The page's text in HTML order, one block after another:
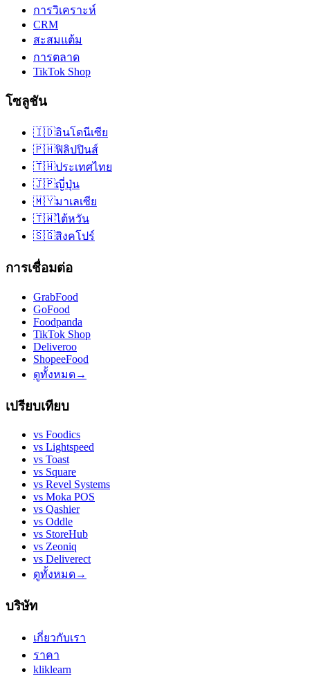
การวิเคราะห์
CRM
สะสมแต้ม
การตลาด
TikTok Shop
โซลูชัน
🇮🇩อินโดนีเซีย
🇵🇭ฟิลิปปินส์
🇹🇭ประเทศไทย
🇯🇵ญี่ปุ่น
🇲🇾มาเลเซีย
🇹🇼ไต้หวัน
🇸🇬สิงคโปร์
การเชื่อมต่อ
GrabFood
GoFood
Foodpanda
TikTok Shop
Deliveroo
ShopeeFood
ดูทั้งหมด→
เปรียบเทียบ
vs Foodics
vs Lightspeed
vs Toast
vs Square
vs Revel Systems
vs Moka POS
vs Qashier
vs Oddle
vs StoreHub
vs Zeoniq
vs Deliverect
ดูทั้งหมด→
บริษัท
เกี่ยวกับเรา
ราคา
kliklearn